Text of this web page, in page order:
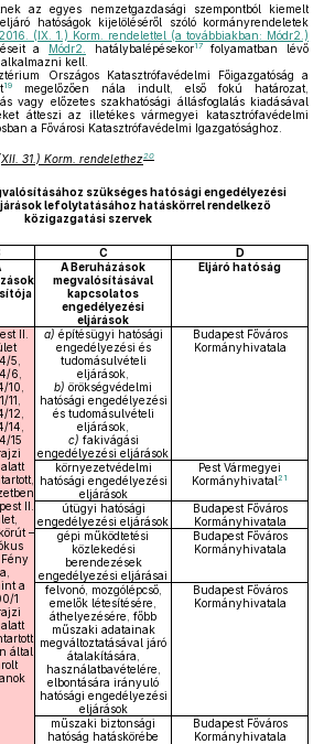
az egyes nemzetgazdasági szempontból kiemelt
hatóságok kijelöléséről szóló kormányrendeletek
(IX. 1.) Korm. rendelettel (a továbbiakban: Módr2.)
a Módr2. hatálybalépésekor17folyamatban lévő
kell.
Országos Katasztrófavédelmi Főigazgatóság a
19
megelőzően nála indult, első fokú határozat,
vagy előzetes szakhatósági állásfoglalás kiadásával
átteszi az illetékes vármegyei katasztrófavédelmi
a Fővárosi Katasztrófavédelmi Igazgatósághoz.
31.) Korm. rendelethez20
szükséges hatósági engedélyezési
lefolytatásához hatáskörrel rendelkező
közigazgatási szervek
C
D
A Beruházások
megvalósításával
kapcsolatos
engedélyezési
eljárások
Eljáró hatóság
II.
5,
6,
10,
11,
12,
14,
15
II.
–
a
1
által
a) építésügyi hatósági
engedélyezési és
tudomásulvételi
eljárások,
b) örökségvédelmi
hatósági engedélyezési
és tudomásulvételi
eljárások,
c) fakivágási
engedélyezési eljárások
Budapest Főváros
Kormányhivatala
környezetvédelmi
hatósági engedélyezési
eljárások
Pest Vármegyei
Kormányhivatal21
útügyi hatósági
engedélyezési eljárások
Budapest Főváros
Kormányhivatala
gépi működtetési
közlekedési
berendezések
engedélyezési eljárásai
Budapest Főváros
Kormányhivatala
felvonó, mozgólépcső,
emelők létesítésére,
áthelyezésére, főbb
műszaki adatainak
megváltoztatásával járó
átalakítására,
használatbavételére,
elbontására irányuló
hatósági engedélyezési
eljárások
Budapest Főváros
Kormányhivatala
műszaki biztonsági
hatóság hatáskörébe
Budapest Főváros
Kormányhivatala